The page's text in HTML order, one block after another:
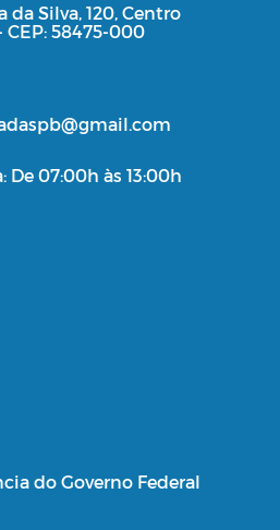
da Silva, 120, Centro
CEP: 58475-000
De 07:00h às 13:00h
do Governo Federal